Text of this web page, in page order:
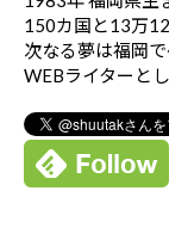
150カ国と13万
次なる夢は福岡
WEBライターと